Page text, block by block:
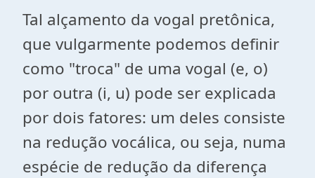
Tal alçamento da vogal pretônica,
que vulgarmente podemos definir
como "troca" de uma vogal (e, o)
por outra (i, u) pode ser explicada
por dois fatores: um deles consiste
na redução vocálica, ou seja, numa
espécie de redução da diferença